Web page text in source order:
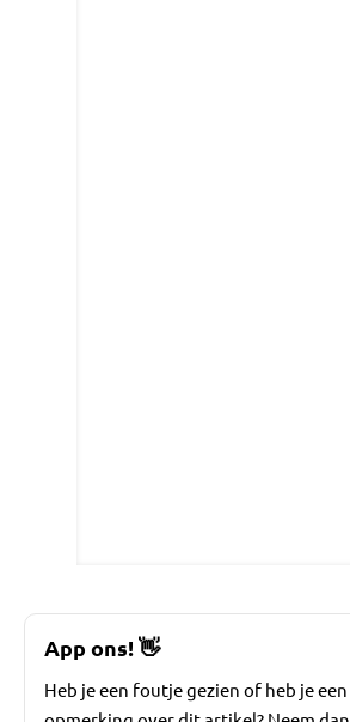
App ons!👋
Heb je een foutje gezien of heb je een